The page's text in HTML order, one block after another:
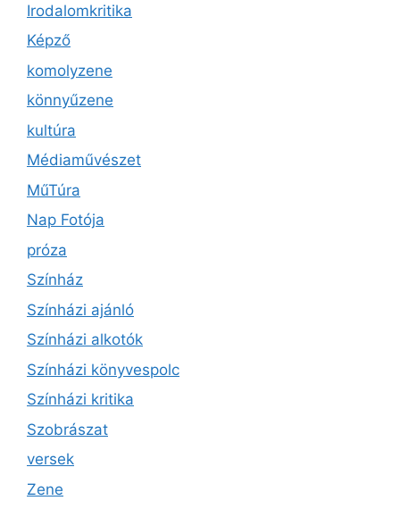
Irodalomkritika
Képző
komolyzene
könnyűzene
kultúra
Médiaművészet
MűTúra
Nap Fotója
próza
Színház
Színházi ajánló
Színházi alkotók
Színházi könyvespolc
Színházi kritika
Szobrászat
versek
Zene